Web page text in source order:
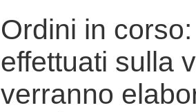
Ordini in
effettuati sulla
verranno